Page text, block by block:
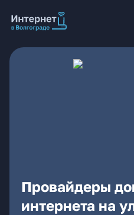
Провайдеры
интернета на